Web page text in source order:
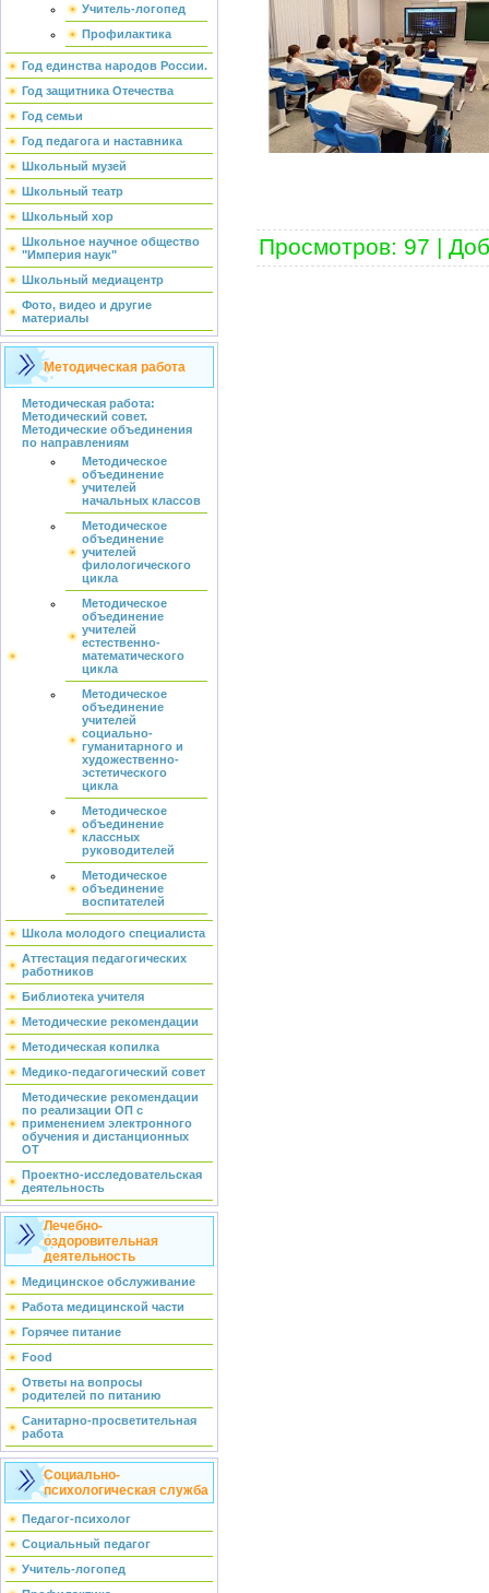
Учитель-логопед
Профилактика
Год единства народов России.
Год защитника Отечества
Год семьи
Год педагога и наставника
Школьный музей
Школьный театр
Школьный хор
Школьное научное общество
"Империя наук"
Школьный медиацентр
Фото, видео и другие
материалы
Методическая работа
Методическая работа:
Методический совет.
Методические объединения
по направлениям
Методическое
объединение
учителей
начальных классов
Методическое
объединение
учителей
филологического
цикла
Методическое
объединение
учителей
естественно-
математического
цикла
Методическое
объединение
учителей
социально-
гуманитарного и
художественно-
эстетического
цикла
Методическое
объединение
классных
руководителей
Методическое
объединение
воспитателей
Школа молодого специалиста
Аттестация педагогических
работников
Библиотека учителя
Методические рекомендации
Методическая копилка
Медико-педагогический совет
Методические рекомендации
по реализации ОП с
применением электронного
обучения и дистанционных
ОТ
Проектно-исследовательская
деятельность
Лечебно-
оздоровительная
деятельность
Медицинское обслуживание
Работа медицинской части
Горячее питание
Food
Ответы на вопросы
родителей по питанию
Санитарно-просветительная
работа
Социально-
психологическая служба
Педагог-психолог
Социальный педагог
Учитель-логопед
Просмотров: 97 |